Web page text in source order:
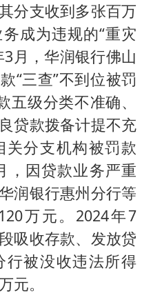
总书记关心百姓身边这些民生大事
分支收到多张百万
成为违规的“重灾
月，华润银行佛山
“三查”不到位被罚
级分类不准确、
贷款拨备计提不充
分支机构被罚款
，因贷款业务严重
润银行惠州分行等
万元。2024年7
吸收存款、发放贷
行被没收违法所得
元。